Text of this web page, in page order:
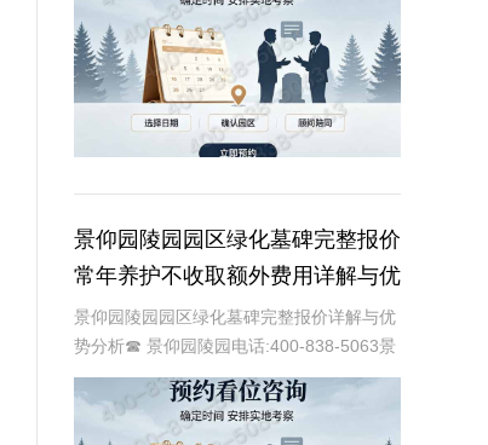
逝者的同时，也能享受到最优惠的价格和服
务。☎ 天
景仰园陵园园区绿化墓碑完整报价
常年养护不收取额外费用详解与优
势分析
景仰园陵园园区绿化墓碑完整报价详解与优
势分析☎ 景仰园陵园电话:400-838-5063景
仰园陵园作为一家专业的陵园服务机构，致
力于为家属提供高质量、个性化的墓碑选择
和园区绿化服务。本文将详细介绍景